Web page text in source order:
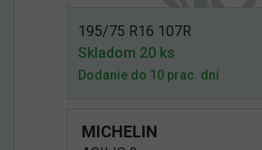
195/75 R16 107R
Skladom 20 ks
Dodanie do 10 prac. dní
MICHELIN